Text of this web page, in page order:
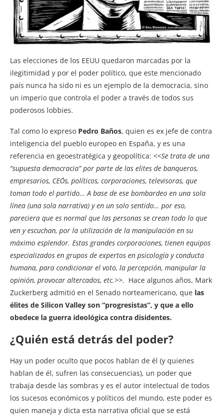
Las elecciones de los EEUU quedaron marcadas por la
ilegitimidad y por el poder político, que este mencionado
país nunca ha sido ni es un ejemplo de la democracia, sino
un imperio que controla el poder a través de todos sus
poderosos lobbies.
Tal como lo expreso Pedro Baños, quien es ex jefe de contra
inteligencia del pueblo europeo en España, y es una
referencia en geoestratégica y geopolítica: <<Se trata de una
“supuesta democracia” por parte de las elites de banqueros,
empresarios, CEO´s, políticos, corporaciones, televisoras, que
toman todo el partido… A base de ese bombardeo en una sola
línea (una sola narrativa) y en un solo sentido… por eso,
pareciera que es normal que las personas se crean todo lo que
ven y escuchan, por la utilización de la manipulación en su
máximo esplendor. Estas grandes corporaciones, tienen equipos
especializados en grupos de expertos en psicología y conducta
humana, para condicionar el voto, la percepción, manipular la
opinión, provocar altercados, etc.>>. Hace algunos años, Mark
Zuckerberg admitió en el Senado norteamericano, que las
élites de Silicon Valley son “progresistas”, y que a ello
obedece la guerra ideológica contra disidentes.
¿Quién está detrás del poder?
Hay un poder oculto que pocos hablan de él (y quienes
hablan de él, sufren las consecuencias), un poder que
trabaja desde las sombras y es el autor intelectual de todos
los sucesos económicos y políticos del mundo, este poder es
quien maneja y dicta esta narrativa oficial que se está